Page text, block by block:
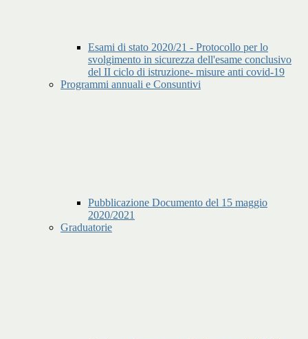
Esami di stato 2020/21 - Protocollo per lo
svolgimento in sicurezza dell'esame conclusivo
del II ciclo di istruzione- misure anti covid-19
Programmi annuali e Consuntivi
Pubblicazione Documento del 15 maggio
2020/2021
Graduatorie